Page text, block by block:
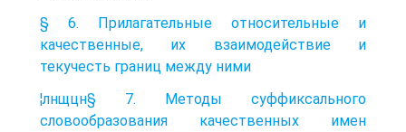
§ 6. Прилагательные относительные и
качественные, их взаимодействие и
текучесть границ между ними
¦лнщцн§ 7. Методы суффиксального
словообразования качественных имен